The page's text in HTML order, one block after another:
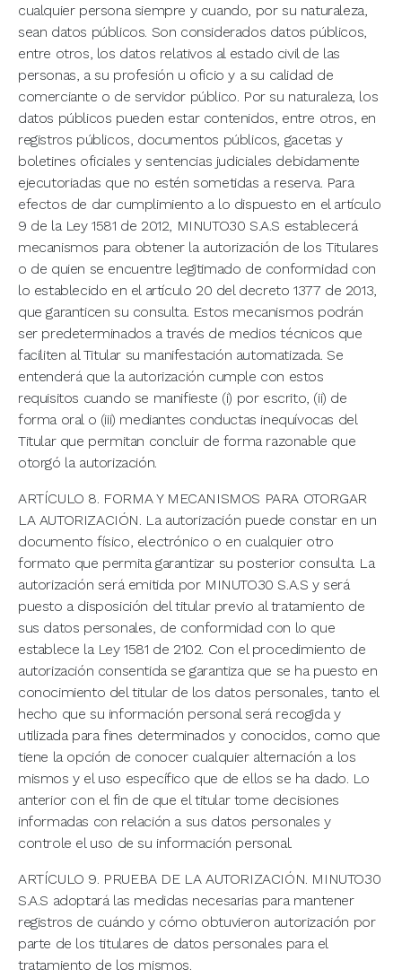
cualquier persona siempre y cuando, por su naturaleza,
sean datos públicos. Son considerados datos públicos,
entre otros, los datos relativos al estado civil de las
personas, a su profesión u oficio y a su calidad de
comerciante o de servidor público. Por su naturaleza, los
datos públicos pueden estar contenidos, entre otros, en
registros públicos, documentos públicos, gacetas y
boletines oficiales y sentencias judiciales debidamente
ejecutoriadas que no estén sometidas a reserva. Para
efectos de dar cumplimiento a lo dispuesto en el artículo
9 de la Ley 1581 de 2012, MINUTO30 S.A.S establecerá
mecanismos para obtener la autorización de los Titulares
o de quien se encuentre legitimado de conformidad con
lo establecido en el artículo 20 del decreto 1377 de 2013,
que garanticen su consulta. Estos mecanismos podrán
ser predeterminados a través de medios técnicos que
faciliten al Titular su manifestación automatizada. Se
entenderá que la autorización cumple con estos
requisitos cuando se manifieste (i) por escrito, (ii) de
forma oral o (iii) mediantes conductas inequívocas del
Titular que permitan concluir de forma razonable que
otorgó la autorización.
ARTÍCULO 8. FORMA Y MECANISMOS PARA OTORGAR
LA AUTORIZACIÓN. La autorización puede constar en un
documento físico, electrónico o en cualquier otro
formato que permita garantizar su posterior consulta. La
autorización será emitida por MINUTO30 S.A.S y será
puesto a disposición del titular previo al tratamiento de
sus datos personales, de conformidad con lo que
establece la Ley 1581 de 2102. Con el procedimiento de
autorización consentida se garantiza que se ha puesto en
conocimiento del titular de los datos personales, tanto el
hecho que su información personal será recogida y
utilizada para fines determinados y conocidos, como que
tiene la opción de conocer cualquier alternación a los
mismos y el uso específico que de ellos se ha dado. Lo
anterior con el fin de que el titular tome decisiones
informadas con relación a sus datos personales y
controle el uso de su información personal.
ARTÍCULO 9. PRUEBA DE LA AUTORIZACIÓN. MINUTO30
S.A.S adoptará las medidas necesarias para mantener
registros de cuándo y cómo obtuvieron autorización por
parte de los titulares de datos personales para el
tratamiento de los mismos.